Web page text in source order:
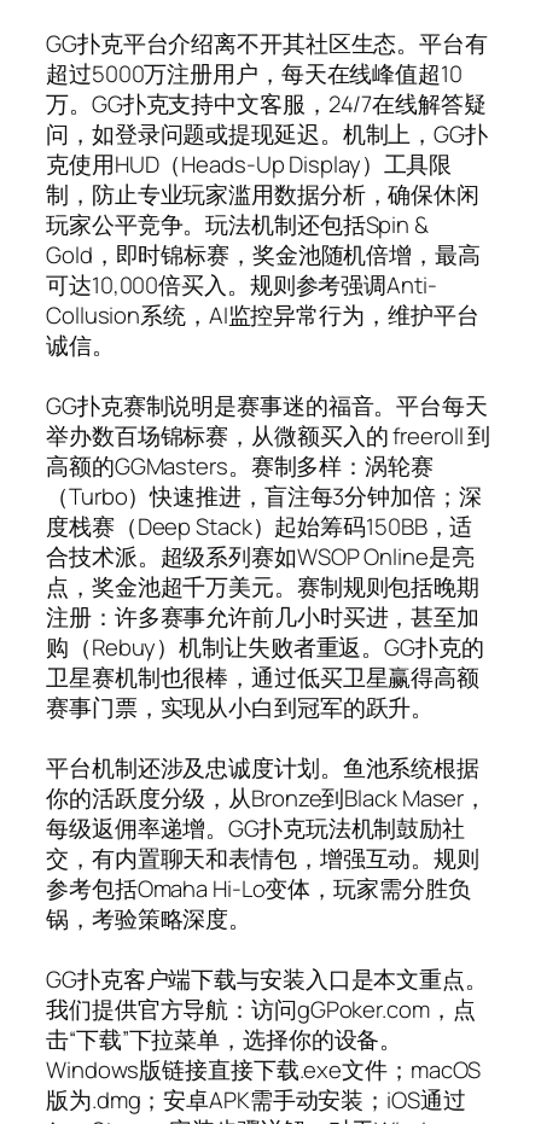
GG扑克平台介绍离不开其社区生态。平台有
超过5000万注册用户，每天在线峰值超10
万。GG扑克支持中文客服，24/7在线解答疑
问，如登录问题或提现延迟。机制上，GG扑
克使用HUD（Heads-Up Display）工具限
制，防止专业玩家滥用数据分析，确保休闲
玩家公平竞争。玩法机制还包括Spin &
Gold，即时锦标赛，奖金池随机倍增，最高
可达10,000倍买入。规则参考强调Anti-
Collusion系统，AI监控异常行为，维护平台
诚信。
GG扑克赛制说明是赛事迷的福音。平台每天
举办数百场锦标赛，从微额买入的 freeroll 到
高额的GGMasters。赛制多样：涡轮赛
（Turbo）快速推进，盲注每3分钟加倍；深
度栈赛（Deep Stack）起始筹码150BB，适
合技术派。超级系列赛如WSOP Online是亮
点，奖金池超千万美元。赛制规则包括晚期
注册：许多赛事允许前几小时买进，甚至加
购（Rebuy）机制让失败者重返。GG扑克的
卫星赛机制也很棒，通过低买卫星赢得高额
赛事门票，实现从小白到冠军的跃升。
平台机制还涉及忠诚度计划。鱼池系统根据
你的活跃度分级，从Bronze到Black Maser，
每级返佣率递增。GG扑克玩法机制鼓励社
交，有内置聊天和表情包，增强互动。规则
参考包括Omaha Hi-Lo变体，玩家需分胜负
锅，考验策略深度。
GG扑克客户端下载与安装入口是本文重点。
我们提供官方导航：访问gGPoker.com，点
击“下载”下拉菜单，选择你的设备。
Windows版链接直接下载.exe文件；macOS
版为.dmg；安卓APK需手动安装；iOS通过